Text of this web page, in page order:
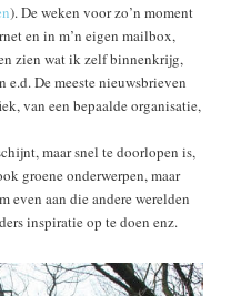
). De weken voor zo’n moment
en in m’n eigen mailbox,
zien wat ik zelf binnenkrijg,
e.d. De meeste nieuwsbrieven
van een bepaalde organisatie,
maar snel te doorlopen is,
groene onderwerpen, maar
even aan die andere werelden
inspiratie op te doen enz.